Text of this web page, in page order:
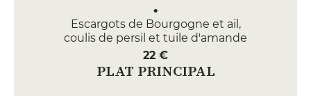
Escargots de Bourgogne et ail,
coulis de persil et tuile d'amande
22 €
PLAT PRINCIPAL